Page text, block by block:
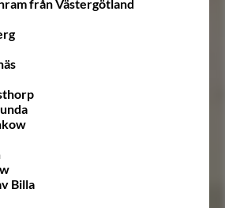
från Västergötland
Billa